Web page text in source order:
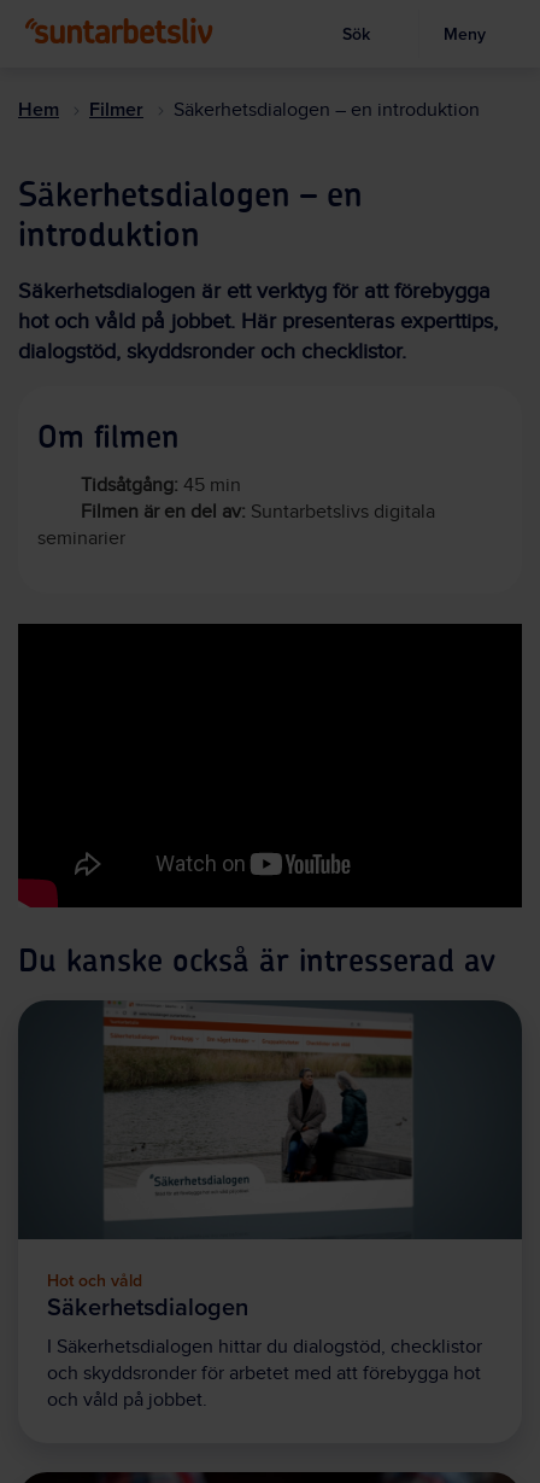
till
Visa sökruta
Sök Meny
Hem Filmer Säkerhetsdialogen – en introduktion
Säkerhetsdialogen – en
introduktion
Säkerhetsdialogen är ett verktyg för att förebygga
hot och våld på jobbet. Här presenteras experttips,
dialogstöd, skyddsronder och checklistor.
Om filmen
Tidsåtgång: 45 min
Filmen är en del av: Suntarbetslivs digitala
seminarier
Du kanske också är intresserad av
Hot och våld
Säkerhetsdialogen
I Säkerhetsdialogen hittar du dialogstöd, checklistor
och skyddsronder för arbetet med att förebygga hot
och våld på jobbet.